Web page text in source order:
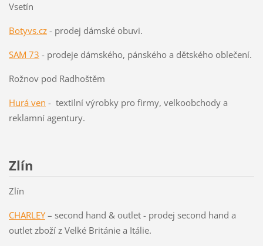
Vsetín
Botyvs.cz- prodej dámské obuvi.
SAM 73 - prodeje dámského, pánského a dětského oblečení.
Rožnov pod Radhoštěm
Hurá ven - textilní výrobky pro firmy, velkoobchody a
reklamní agentury.
Zlín
Zlín
CHARLEY– second hand & outlet - prodej second hand a
outlet zboží z Velké Británie a Itálie.